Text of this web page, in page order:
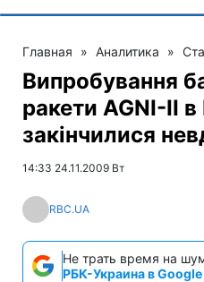
Главная » Аналитика »
Випробування
ракети AGNI-II в
закінчилися
14:33 24.11.2009 Вт
RBC.UA
Не трать время на
РБК-Украина в Google